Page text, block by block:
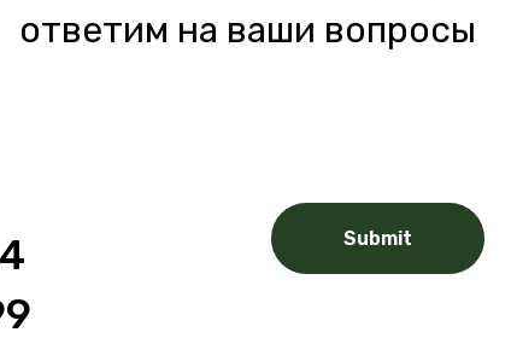
ответим на ваши вопросы
Submit